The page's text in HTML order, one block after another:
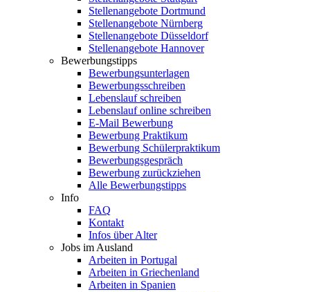
Stellenangebote Dortmund
Stellenangebote Nürnberg
Stellenangebote Düsseldorf
Stellenangebote Hannover
Bewerbungstipps
Bewerbungsunterlagen
Bewerbungsschreiben
Lebenslauf schreiben
Lebenslauf online schreiben
E-Mail Bewerbung
Bewerbung Praktikum
Bewerbung Schülerpraktikum
Bewerbungsgespräch
Bewerbung zurückziehen
Alle Bewerbungstipps
Info
FAQ
Kontakt
Infos über Alter
Jobs im Ausland
Arbeiten in Portugal
Arbeiten in Griechenland
Arbeiten in Spanien